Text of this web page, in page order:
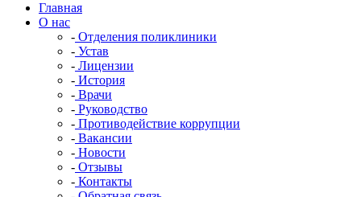
Главная
О нас
- Отделения поликлиники
- Устав
- Лицензии
- История
- Врачи
- Руководство
- Противодействие коррупции
- Вакансии
- Новости
- Отзывы
- Контакты